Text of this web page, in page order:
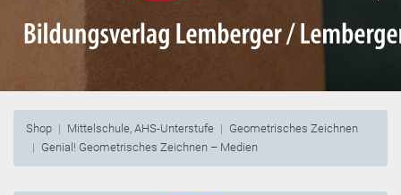
Shop Mittelschule, AHS-Unterstufe
Geometrisches Zeichnen
Genial! Geometrisches Zeichnen – Medien